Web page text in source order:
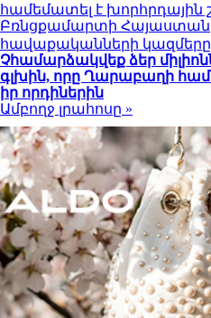
համեմատել է խորհրդային
Բռնցքամարտի
հավաքականների կազմերը
Չհամարձակվեք ձեր
գլխին, որը Ղարաբաղի
իր որդիներին
Ամբողջ լրահոսը »